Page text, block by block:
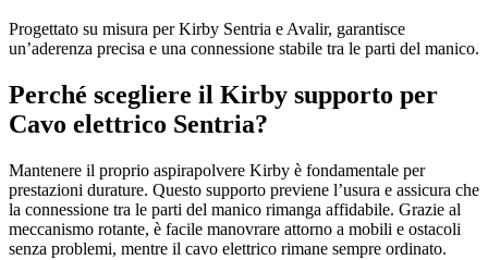
Progettato su misura per Kirby Sentria e Avalir, garantisce
un’aderenza precisa e una connessione stabile tra le parti del manico.
Perché scegliere il Kirby supporto per
Cavo elettrico Sentria?
Mantenere il proprio aspirapolvere Kirby è fondamentale per
prestazioni durature. Questo supporto previene l’usura e assicura che
la connessione tra le parti del manico rimanga affidabile. Grazie al
meccanismo rotante, è facile manovrare attorno a mobili e ostacoli
senza problemi, mentre il cavo elettrico rimane sempre ordinato.